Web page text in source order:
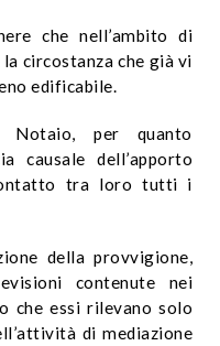
che nell’ambito di
circostanza che già vi
edificabile.
Notaio, per quanto
causale dell’apporto
tra loro tutti i
della provvigione,
contenute nei
che essi rilevano solo
di mediazione